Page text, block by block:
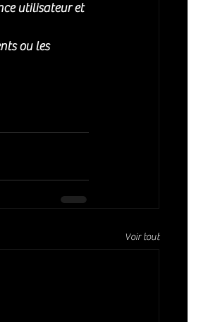
utilisateur et
ou les
Voir tout